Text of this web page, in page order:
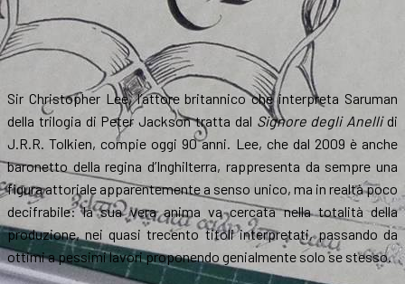
Sir Christopher Lee, l’attore britannico che interpreta Saruman
della trilogia di Peter Jackson tratta dal Signore degli Anellidi
J.R.R. Tolkien, compie oggi 90 anni. Lee, che dal 2009 è anche
baronetto della regina d’Inghilterra, rappresenta da sempre una
figura attoriale apparentemente a senso unico, ma in realtà poco
decifrabile: la sua vera anima va cercata nella totalità della
produzione, nei quasi trecento titoli interpretati, passando da
ottimi a pessimi lavori proponendo genialmente solo se stesso.